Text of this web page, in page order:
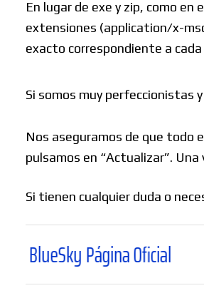
En lugar de exe y zip, como
extensiones (application/x-
exacto correspondiente a
Si somos muy perfeccionistas
Nos aseguramos de que todo
pulsamos en “Actualizar”.
Si tienen cualquier duda o
Página Oficial